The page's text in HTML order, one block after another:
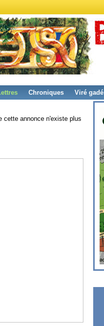
Chroniques Viré gadé
cette annonce n'existe plus